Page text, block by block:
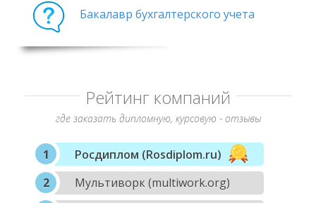
Бакалавр бухгалтерского учета
Рейтинг компаний
где заказать дипломную, курсовую - отзывы
Росдиплом (Rosdiplom.ru)
Мультиворк (multiwork.org)